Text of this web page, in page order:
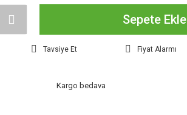
Sepete Ekle
Tavsiye Et Fiyat Alarmı
Kargo bedava